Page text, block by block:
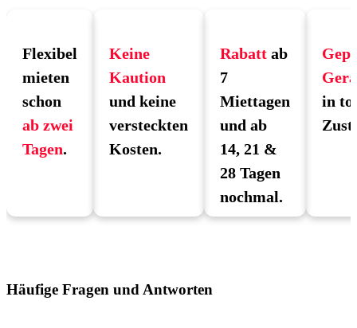
Flexibel
mieten
schon
ab zwei
Tagen.
Keine
Kaution
und keine
versteckten
Kosten.
Rabatt ab
7
Miettagen
und ab
14, 21 &
28 Tagen
nochmal.
in
Häufige Fragen und Antworten